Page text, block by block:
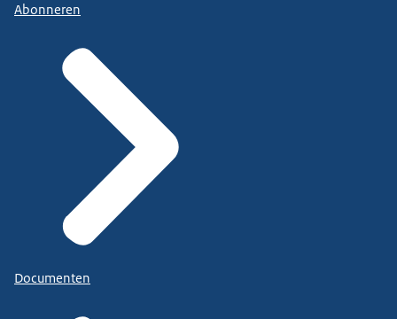
Abonneren
Documenten